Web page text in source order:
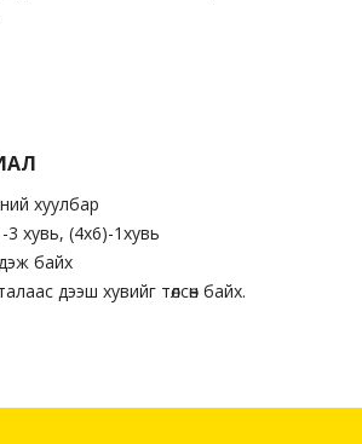
хуулбар
хувь, (4х6)-1хувь
байх
дээш хувийг төлсөн байх.